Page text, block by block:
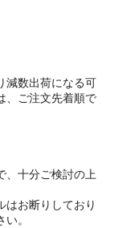
減数出荷になる可
、ご注文先着順で
、十分ご検討の上
はお断りしており
。